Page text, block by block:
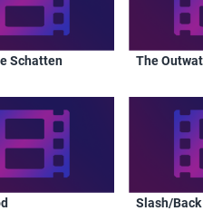
Schatten The
Slash/Back